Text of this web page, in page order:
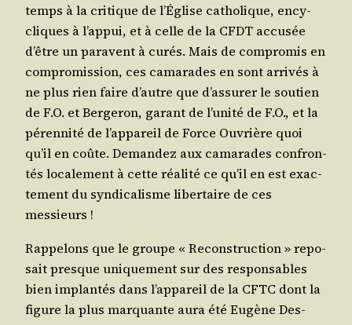
temps à la cri­tique de l’Église catho­lique, ency­
cliques à l’appui, et à celle de la CFDT accu­sée
d’être un paravent à curés. Mais de com­pro­mis en
com­pro­mis­sion, ces cama­rades en sont arri­vés à
ne plus rien faire d’autre que d’assurer le sou­tien
de F.O. et Ber­ge­ron, garant de l’unité de F.O., et la
péren­ni­té de l’appareil de Force Ouvrière quoi
qu’il en coûte. Deman­dez aux cama­rades confron­
tés loca­le­ment à cette réa­li­té ce qu’il en est exac­
te­ment du syn­di­ca­lisme liber­taire de ces
messieurs !
Rap­pe­lons que le groupe « Recons­truc­tion » repo­
sait presque uni­que­ment sur des res­pon­sables
bien implan­tés dans l’appareil de la CFTC dont la
figure la plus mar­quante aura été Eugène Des­